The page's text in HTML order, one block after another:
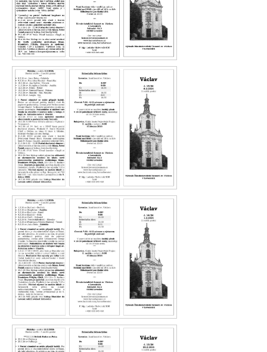
Václav 16.26
Václav 15.26
Václav 14.26